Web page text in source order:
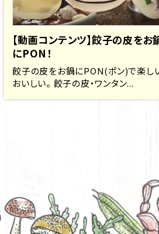
【動画コンテンツ】餃子の皮をお
にPON！
餃子の皮をお鍋にPON(ポン)で楽しい
おいしい。 餃子の皮・ワンタン...